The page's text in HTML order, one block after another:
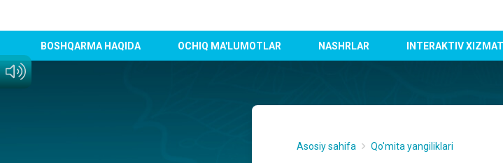
BOSHQARMA HAQIDA OCHIQ MA'LUMOTLAR NASHRLAR INTERAKTIV
Asosiy sahifa Qo'mita yangiliklari